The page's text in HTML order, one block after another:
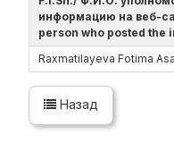
информацию на веб-
person who posted the
Raxmatilayeva Fotima
Назад